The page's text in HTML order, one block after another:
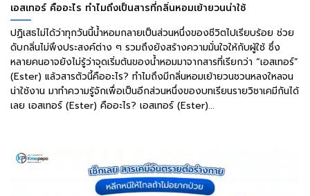
เอสเทอร์ คืออะไร ทำไมถึงเป็นสารที่กลิ่นหอมเย้ายวนน่าใช้
ปฏิเสธไม่ได้ว่าทุกวันนี้น้ำหอมกลายเป็นส่วนหนึ่งของชีวิตไปเรียบร้อย ช่วย
ดับกลิ่นไม่พึงประสงค์ต่าง ๆ รวมถึงยังสร้างความมั่นใจให้กับผู้ใช้ ซึ่ง
หลายคนอาจยังไม่รู้ว่าจุดเริ่มต้นของน้ำหอมมาจากสารที่เรียกว่า “เอสเทอร์”
(Ester) แล้วสารตัวนี้คืออะไร? ทำไมถึงมีกลิ่นหอมเย้ายวนชวนหลงใหลจน
น่าใช้งาน มาทำความรู้จักเพื่อเป็นอีกส่วนหนึ่งของบทเรียนรายวิชาเคมีกันได้
เลย เอสเทอร์ (Ester) คืออะไร? เอสเทอร์ (Ester)...